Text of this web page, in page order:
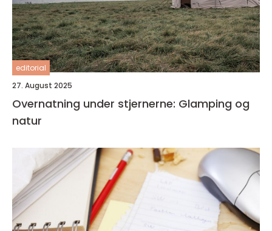
editorial
27. August 2025
Overnatning under stjernerne: Glamping og
natur